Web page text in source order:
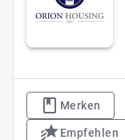
Merken
Empfehlen